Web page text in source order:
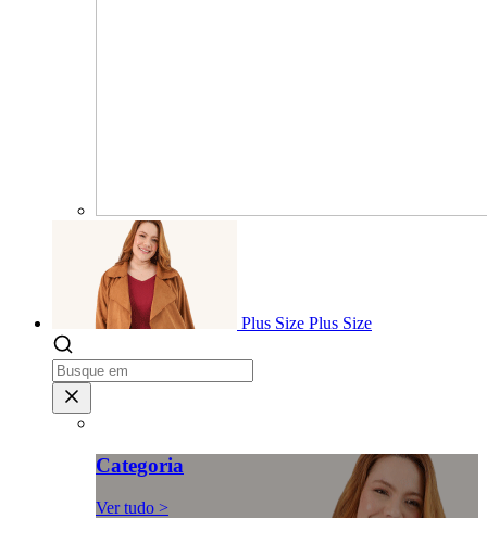
Plus Size Plus Size
Categoria
Ver tudo >